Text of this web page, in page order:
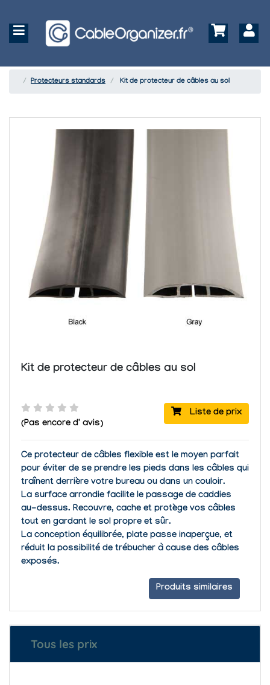
Protecteurs standards Kit de protecteur de câbles au sol
Kit de protecteur de câbles au sol
Liste de prix
(Pas encore d' avis)
Ce protecteur de câbles flexible est le moyen parfait
pour éviter de se prendre les pieds dans les câbles qui
traînent derrière votre bureau ou dans un couloir.
La surface arrondie facilite le passage de caddies
au-dessus. Recouvre, cache et protège vos câbles
tout en gardant le sol propre et sûr.
La conception équilibrée, plate passe inaperçue, et
réduit la possibilité de trébucher à cause des câbles
exposés.
Produits similaires
Tous les prix